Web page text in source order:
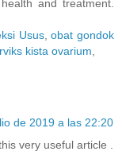
and treatment.
Usus,obat gondok
kista ovarium
de 2019 a las 22:20
very useful article .